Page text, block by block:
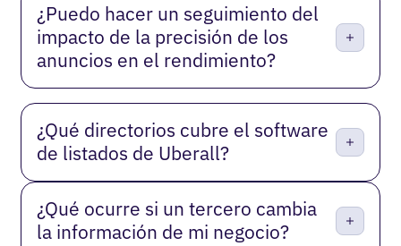
¿Puedo hacer un seguimiento del
impacto de la precisión de los
anuncios en el rendimiento?
¿Qué directorios cubre el software
de listados de Uberall?
¿Qué ocurre si un tercero cambia
la información de mi negocio?